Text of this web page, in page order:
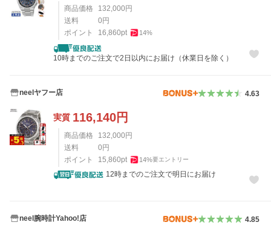
商品価格 132,000 円
送料
0 円
ポイント
16,860pt 14%
10時までのご注文で2日以内にお届け（休業日を除く）
neelヤフー店 4.63
実質 116,140円
商品価格 132,000円
送料
0円
ポイント
15,860pt 14%要エントリー
12時までのご注文で明日にお届け
neel腕時計Yahoo!店 4.85